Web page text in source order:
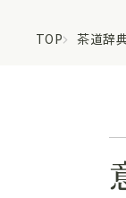
TOP 茶道辞